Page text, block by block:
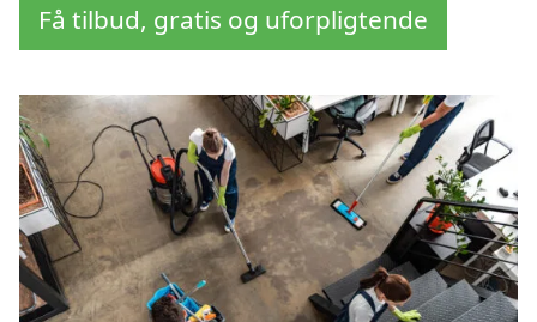
Få tilbud, gratis og uforpligtende